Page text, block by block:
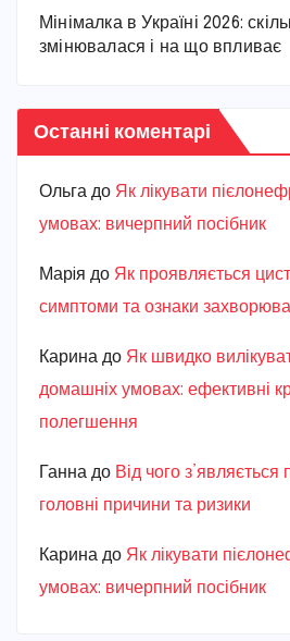
Мінімалка в Україні 2026:
змінювалася і на що впливає
Останні коментарі
Ольга до Як лікувати
умовах: вичерпний посібник
Марiя до Як проявляється
симптоми та ознаки
Карина до Як швидко
домашніх умовах: ефективні
полегшення
Ганна до Від чого з’являється
головні причини та ризики
Карина до Як лікувати
умовах: вичерпний посібник